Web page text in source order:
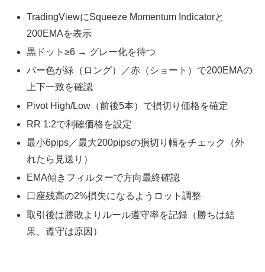
TradingViewにSqueeze Momentum Indicatorと
200EMAを表示
黒ドット≥6 → グレー化を待つ
バー色が緑（ロング）／赤（ショート）で200EMAの
上下一致を確認
Pivot High/Low（前後5本）で損切り価格を確定
RR 1:2で利確価格を設定
最小6pips／最大200pipsの損切り幅をチェック（外
れたら見送り）
EMA傾きフィルターで方向最終確認
口座残高の2%損失になるようロット調整
取引後は勝敗よりルール遵守率を記録（勝ちは結
果、遵守は原因）